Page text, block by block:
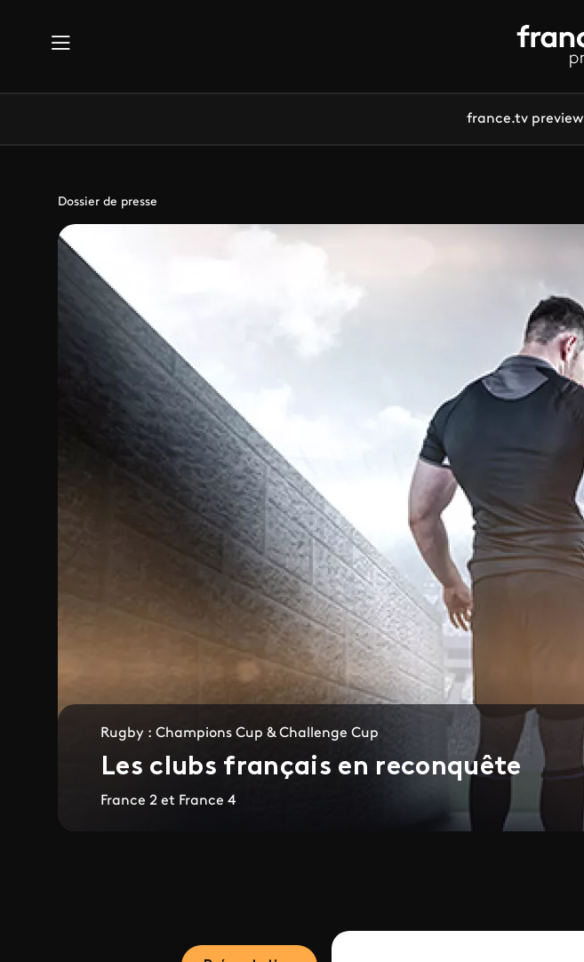
france.tv preview
Dossier de presse
Rugby : Champions Cup & Challenge Cup
Les clubs français en reconquête
France 2 et France 4